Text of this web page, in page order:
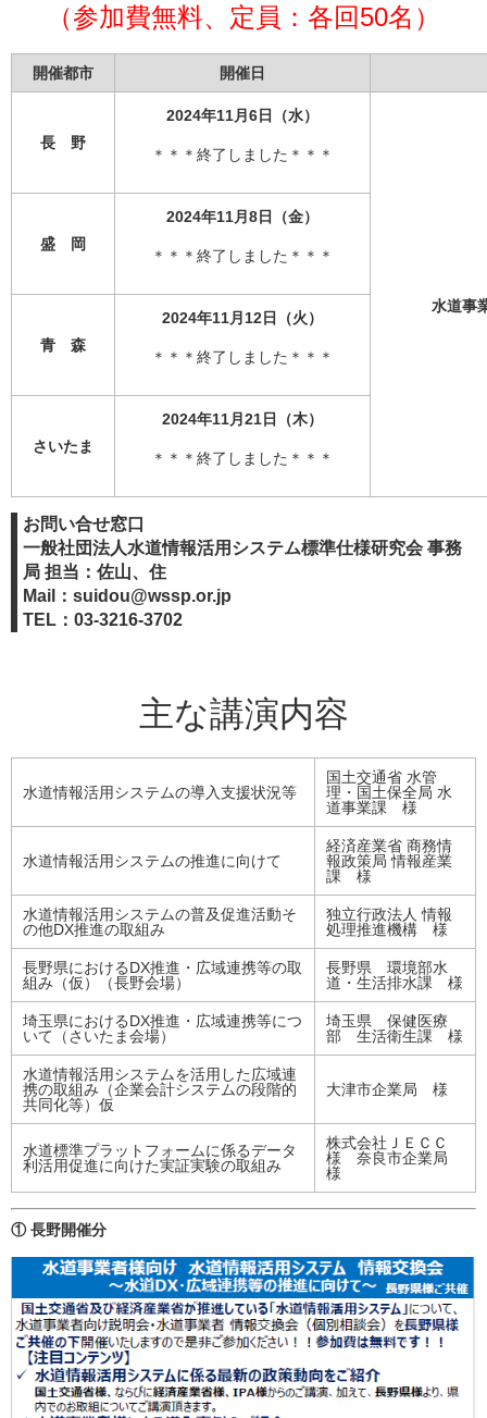
（参加費無料、定員：各回50名）
開催都市 開催日
長 野
2024年11月6日（水）
＊＊＊終了しました＊＊＊
水道事
盛 岡
2024年11月8日（金）
＊＊＊終了しました＊＊＊
青 森
2024年11月12日（火）
＊＊＊終了しました＊＊＊
さいたま
2024年11月21日（木）
＊＊＊終了しました＊＊＊
お問い合せ窓口
一般社団法人水道情報活用システム標準仕様研究会 事務
局 担当：佐山、住
Mail：suidou@wssp.or.jp
TEL：03-3216-3702
主な講演内容
水道情報活用システムの導入支援状況等
国土交通省 水管
理・国土保全局 水
道事業課 様
水道情報活用システムの推進に向けて
経済産業省 商務情
報政策局 情報産業
課 様
水道情報活用システムの普及促進活動そ
の他DX推進の取組み
独立行政法人 情報
処理推進機構 様
長野県におけるDX推進・広域連携等の取
組み（仮）（長野会場）
長野県 環境部水
道・生活排水課 様
埼玉県におけるDX推進・広域連携等につ
いて（さいたま会場）
埼玉県 保健医療
部 生活衛生課 様
水道情報活用システムを活用した広域連
携の取組み（企業会計システムの段階的
共同化等）仮
大津市企業局 様
水道標準プラットフォームに係るデータ
利活用促進に向けた実証実験の取組み
株式会社ＪＥＣＣ
様 奈良市企業局
様
① 長野開催分